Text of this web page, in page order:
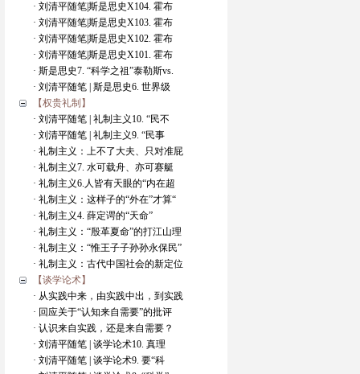
· 刘清平随笔|斯是思史X104. 霍布
· 刘清平随笔|斯是思史X103. 霍布
· 刘清平随笔|斯是思史X102. 霍布
· 刘清平随笔|斯是思史X101. 霍布
· 斯是思史7. “科学之祖”泰勒斯vs.
· 刘清平随笔 | 斯是思史6. 世界级
【权贵礼制】
· 刘清平随笔 | 礼制主义10. “民不
· 刘清平随笔 | 礼制主义9. “民事
· 礼制主义：上不了大夫、只对准屁
· 礼制主义7. 水可载舟、亦可赛艇
· 礼制主义6.人皆有天眼的“内在超
· 礼制主义：这样子的“外在”才算“
· 礼制主义4. 薛定谔的“天命”
· 礼制主义：“殷革夏命”的打江山理
· 礼制主义：“惟王子子孙孙永保民”
· 礼制主义：古代中国社会的新定位
【谈学论术】
· 从实践中来，由实践中出，到实践
· 回应关于“认知来自需要”的批评
· 认识来自实践，还是来自需要？
· 刘清平随笔 | 谈学论术10. 真理
· 刘清平随笔 | 谈学论术9. 要“科